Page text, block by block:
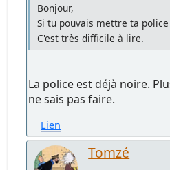
Bonjour,
Si tu pouvais mettre ta
C'est très difficile à lire.
La police est déjà noire.
ne sais pas faire.
Lien
Tomzé